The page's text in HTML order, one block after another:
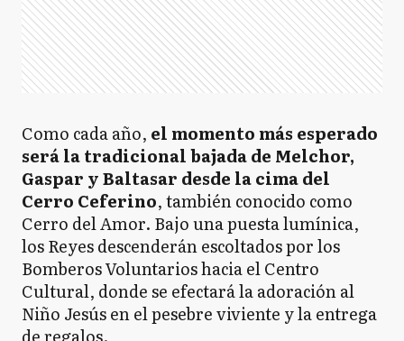
Como cada año, el momento más esperado
será la tradicional bajada de Melchor,
Gaspar y Baltasar desde la cima del
Cerro Ceferino, también conocido como
Cerro del Amor. Bajo una puesta lumínica,
los Reyes descenderán escoltados por los
Bomberos Voluntarios hacia el Centro
Cultural, donde se efectará la adoración al
Niño Jesús en el pesebre viviente y la entrega
de regalos.